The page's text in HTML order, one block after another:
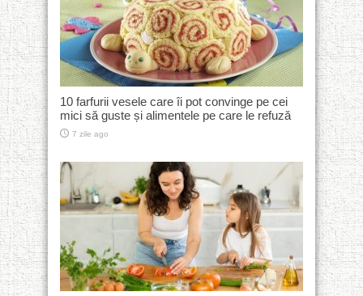
10 farfurii vesele care îi pot convinge pe cei
mici să guste și alimentele pe care le refuză
7 zile ago